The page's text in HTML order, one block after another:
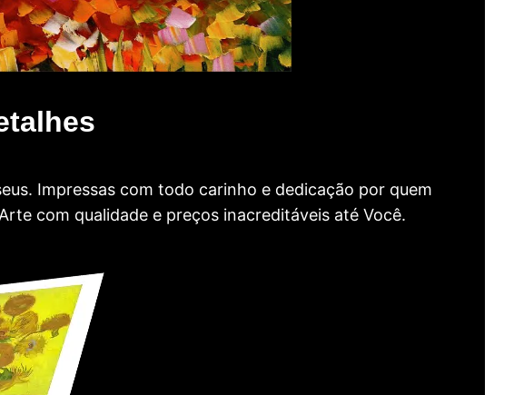
Impressas com todo carinho e dedicação por quem
com qualidade e preços inacreditáveis até Você.